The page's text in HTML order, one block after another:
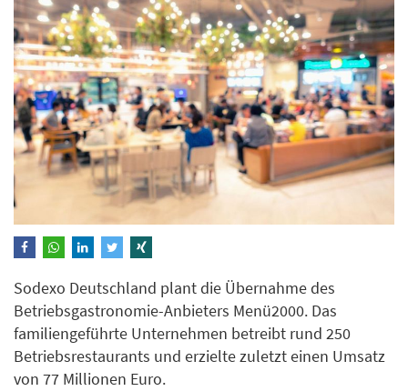
Sodexo Deutschland plant die Übernahme des
Betriebsgastronomie-Anbieters Menü2000. Das
familiengeführte Unternehmen betreibt rund 250
Betriebsrestaurants und erzielte zuletzt einen Umsatz
von 77 Millionen Euro.